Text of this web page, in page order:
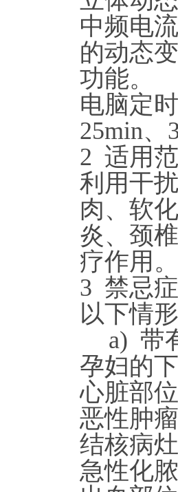
中频电
的动态
功能。
电脑定
25min、
2 适用
利用干
肉、软
炎、颈
疗作用。
3 禁忌症
以下情
a) 带
孕妇的
心脏部
恶性肿
结核病
急性化